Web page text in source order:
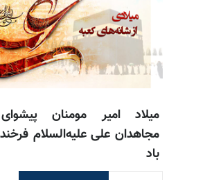
میلاد امیر مومنان
مجاهدان علی علیه‌السلام
باد